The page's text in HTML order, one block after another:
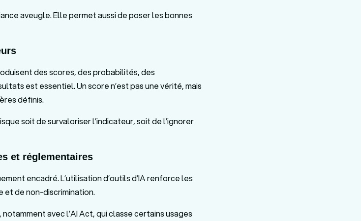
aveugle. Elle permet aussi de poser les bonnes
des scores, des probabilités, des
est essentiel. Un score n’est pas une vérité, mais
définis.
soit de survaloriser l’indicateur, soit de l’ignorer
et réglementaires
encadré. L’utilisation d’outils d’IA renforce les
et de non-discrimination.
avec l’AI Act, qui classe certains usages